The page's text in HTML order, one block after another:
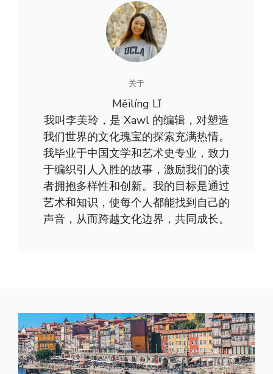
关于
Měilíng Lǐ
我叫李美玲，是 Xawl 的编辑，对塑造
我们世界的文化瑰宝的探索充满热情。
我毕业于中国文学和艺术史专业，致力
于编织引人入胜的故事，激励我们的读
者拥抱多样性和创新。我的目标是通过
艺术和知识，使每个人都能找到自己的
声音，从而跨越文化边界，共同成长。